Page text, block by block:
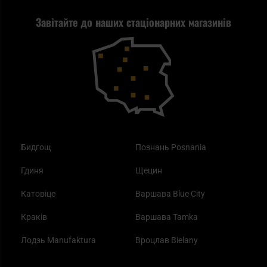
Завітайте до наших стаціонарних магазинів
Бидгощ
Гдиня
Катовіце
Краків
Лодзь Manufaktura
Познань Posnania
Щецин
Варшава Blue City
Варшава Tamka
Вроцлав Bielany
Повернення товару
Blackout - що це таке?
Як працює маска від смогу?
Найкращі спальні мішки на осінь
Самозахист